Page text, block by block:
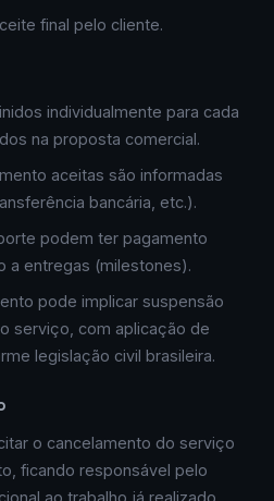
final pelo cliente.
individualmente para cada
na proposta comercial.
aceitas são informadas
bancária, etc.).
podem ter pagamento
a entregas (milestones).
pode implicar suspensão
serviço, com aplicação de
legislação civil brasileira.
o cancelamento do serviço
ficando responsável pelo
ao trabalho já realizado